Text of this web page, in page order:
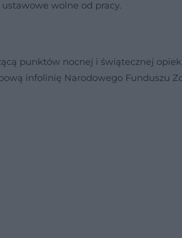
wolne od pracy.
punktów nocnej i świątecznej
infolinię Narodowego Funduszu